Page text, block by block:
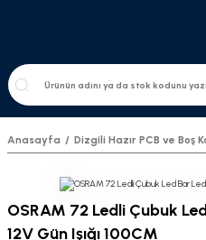
Anasayfa Dizgili Hazır PCB ve Boş
OSRAM 72 Ledli Çubuk
12V Gün Işığı 100CM